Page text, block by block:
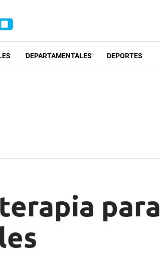
DEPARTAMENTALES DEPORTES
para